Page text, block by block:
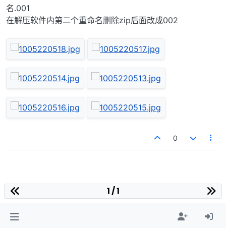
名.001
在解压软件内第二个重命名删除zip后面改成002
0
1 / 1